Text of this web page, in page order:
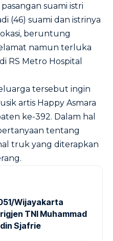
suami istri
(46) suami dan istrinya
beruntung
namun terluka
RS Metro Hospital
tersebut ingin
artis Happy Asmara
ke-392. Dalam hal
tentang
truk yang diterapkan
Wijayakarta
TNI Muhammad
Sjafrie